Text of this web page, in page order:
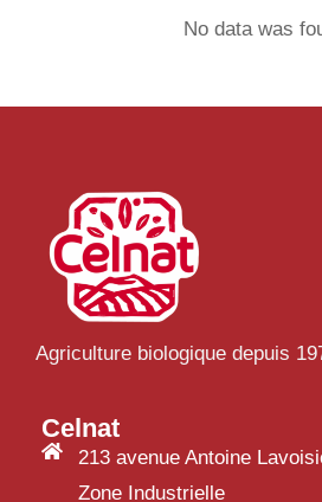
No data was
Agriculture biologique depuis
Celnat
213 avenue Antoine
Zone Industrielle